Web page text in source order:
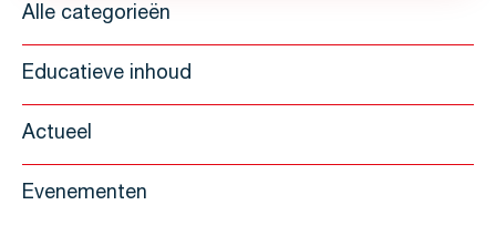
Alle categorieën
Educatieve inhoud
Actueel
Evenementen